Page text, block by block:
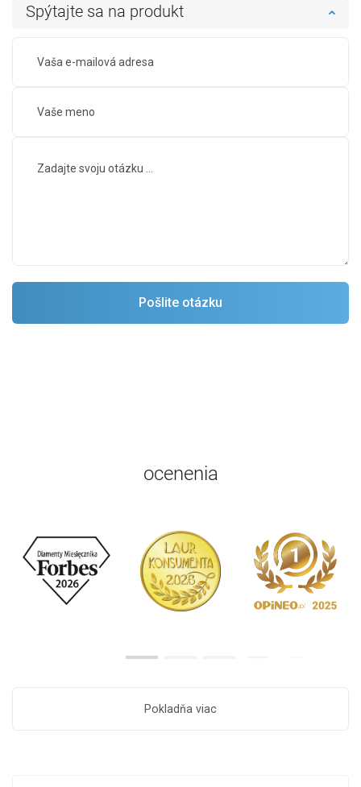
Spýtajte sa na produkt
ocenenia
Pokladňa viac